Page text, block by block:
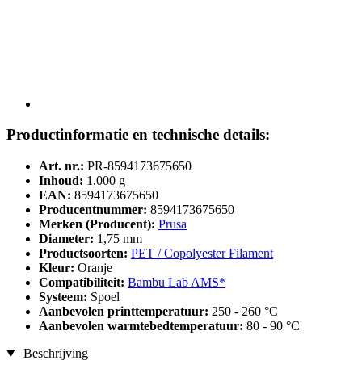
Productinformatie en technische details:
Art. nr.: PR-8594173675650
Inhoud: 1.000 g
EAN: 8594173675650
Producentnummer: 8594173675650
Merken (Producent): Prusa
Diameter: 1,75 mm
Productsoorten: PET / Copolyester Filament
Kleur: Oranje
Compatibiliteit: Bambu Lab AMS*
Systeem: Spoel
Aanbevolen printtemperatuur: 250 - 260 °C
Aanbevolen warmtebedtemperatuur: 80 - 90 °C
Beschrijving